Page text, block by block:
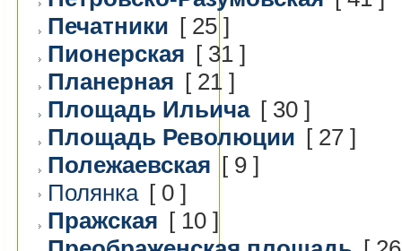
Печатники [ 25 ]
Пионерская [ 31 ]
Планерная [ 21 ]
Площадь Ильича [ 30 ]
Площадь Революции [ 27 ]
Полежаевская [ 9 ]
Полянка [ 0 ]
Пражская [ 10 ]